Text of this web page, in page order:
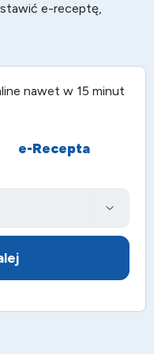
e-receptę,
nawet w 15 minut
e-Recepta